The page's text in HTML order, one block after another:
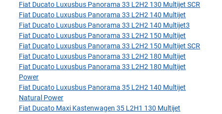
Fiat Ducato Luxusbus Panorama 33 L2H2 130 Multijet SCR
Fiat Ducato Luxusbus Panorama 33 L2H2 140 Multijet
Fiat Ducato Luxusbus Panorama 33 L2H2 140 Multijet3
Fiat Ducato Luxusbus Panorama 33 L2H2 150 Multijet
Fiat Ducato Luxusbus Panorama 33 L2H2 150 Multijet SCR
Fiat Ducato Luxusbus Panorama 33 L2H2 180 Multijet
Fiat Ducato Luxusbus Panorama 33 L2H2 180 Multijet
Power
Fiat Ducato Luxusbus Panorama 35 L2H2 140 Multijet
Natural Power
Fiat Ducato Maxi Kastenwagen 35 L2H1 130 Multijet